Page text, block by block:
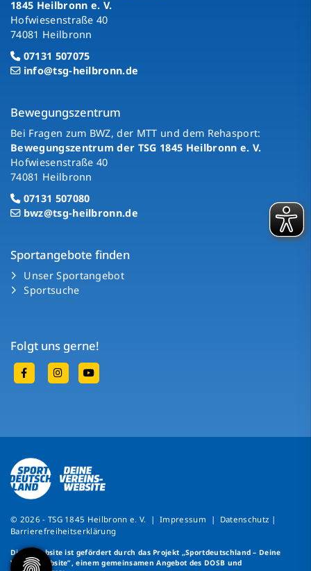
1845 Heilbronn e. V.
Hofwiesenstraße 40
74081 Heilbronn
07131 507075
info@tsg-heilbronn.de
Bewegungszentrum
Bei Fragen zum BWZ, der MTT und dem Rehasport:
Bewegungszentrum der TSG 1845 Heilbronn e. V.
Hofwiesenstraße 40
74081 Heilbronn
07131 507080
bwz@tsg-heilbronn.de
Sportangebote finden
Unser Sportangebot
Sportsuche
Folgt uns gerne!
© 2026 - TSG 1845 Heilbronn e. V. |Impressum | Datenschutz |
Barrierefreiheitserklärung
Diese Website ist gefördert durch das Projekt „Sportdeutschland – Deine
Vereinswebsite”, einem gemeinsamen Angebot des DOSB und